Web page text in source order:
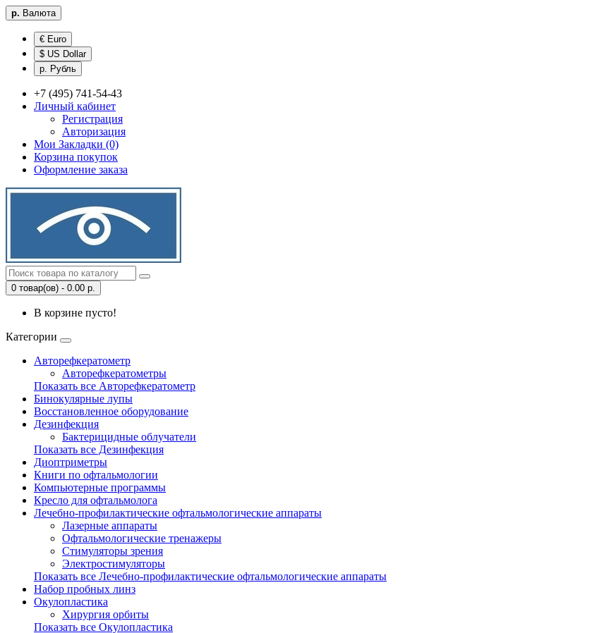
р. Валюта
€ Euro
$ US Dollar
р. Рубль
+7 (495) 741-54-43
Личный кабинет
Регистрация
Авторизация
Мои Закладки (0)
Корзина покупок
Оформление заказа
0 товар(ов) - 0.00 р.
В корзине пусто!
Категории
Авторефкератометр
Авторефкератометры
Показать все Авторефкератометр
Бинокулярные лупы
Восстановленное оборудование
Дезинфекция
Бактерицидные облучатели
Показать все Дезинфекция
Диоптриметры
Книги по офтальмологии
Компьютерные программы
Кресло для офтальмолога
Лечебно-профилактические офтальмологические аппараты
Лазерные аппараты
Офтальмологические тренажеры
Стимуляторы зрения
Электростимуляторы
Показать все Лечебно-профилактические офтальмологические аппараты
Набор пробных линз
Окулопластика
Хирургия орбиты
Показать все Окулопластика